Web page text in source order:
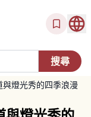
燈光秀的四季浪漫